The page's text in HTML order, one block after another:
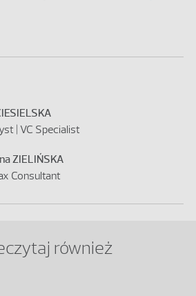
| VC Specialist
ZIELIŃSKA
Consultant
również